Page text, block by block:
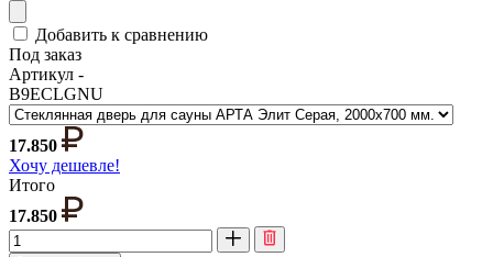
Добавить к сравнению
Под заказ
Артикул -
B9ECLGNU
17.850
Хочу дешевле!
Итого
17.850